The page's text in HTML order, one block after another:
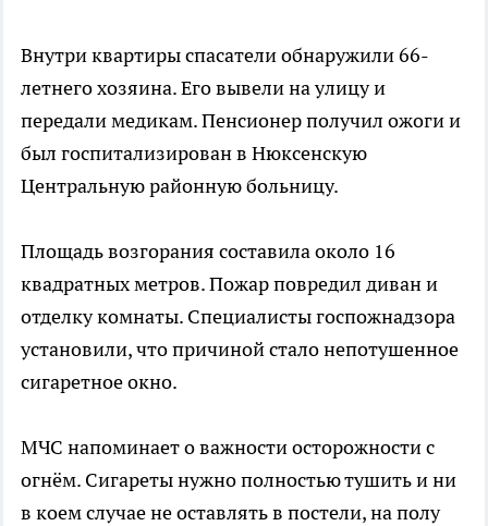
Внутри квартиры спасатели обнаружили 66-
летнего хозяина. Его вывели на улицу и
передали медикам. Пенсионер получил ожоги и
был госпитализирован в Нюксенскую
Центральную районную больницу.
Площадь возгорания составила около 16
квадратных метров. Пожар повредил диван и
отделку комнаты. Специалисты госпожнадзора
установили, что причиной стало непотушенное
сигаретное окно.
МЧС напоминает о важности осторожности с
огнём. Сигареты нужно полностью тушить и ни
в коем случае не оставлять в постели, на полу